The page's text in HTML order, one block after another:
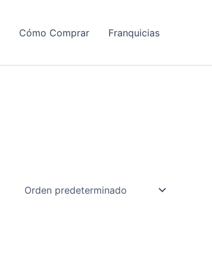
Cómo Comprar Franquicias